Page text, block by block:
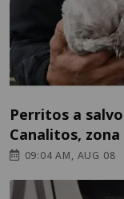
Perritos a
Canalitos,
09:04 AM, AUG 08